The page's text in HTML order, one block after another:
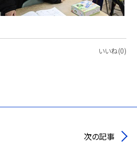
いいね(0)
次の記事